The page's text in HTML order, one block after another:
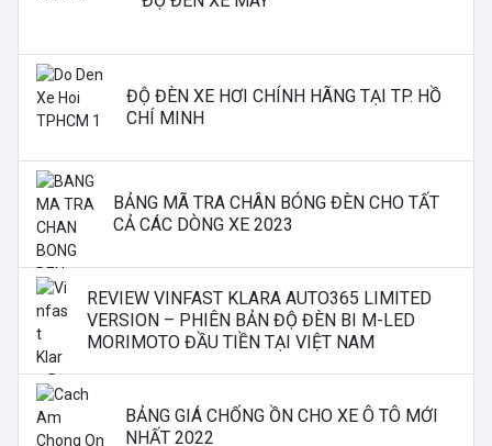
ĐỘ ĐÈN XE HƠI CHÍNH HÃNG TẠI TP. HỒ
CHÍ MINH
BẢNG MÃ TRA CHÂN BÓNG ĐÈN CHO TẤT
CẢ CÁC DÒNG XE 2023
REVIEW VINFAST KLARA AUTO365 LIMITED
VERSION – PHIÊN BẢN ĐỘ ĐÈN BI M-LED
MORIMOTO ĐẦU TIỀN TẠI VIỆT NAM
BẢNG GIÁ CHỐNG ỒN CHO XE Ô TÔ MỚI
NHẤT 2022